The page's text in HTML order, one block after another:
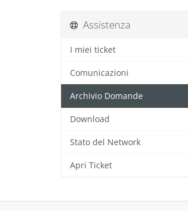
Assistenza
I miei ticket
Comunicazioni
Archivio Domande
Download
Stato del Network
Apri Ticket